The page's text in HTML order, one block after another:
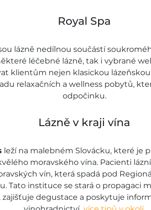
Royal Spa
lázně nedílnou součástí
léčebné lázně, tak i vybrané
klientům nejen klasickou
relaxačních a wellness pobytů,
odpočinku.
Lázně v kraji vína
leží na malebném Slovácku, které je
moravského vína. Pacienti
vín, která spadá pod
Tato instituce se stará o propagaci
degustace a poskytuje